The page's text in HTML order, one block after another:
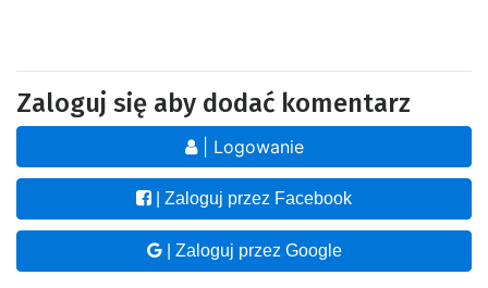
Zaloguj się aby dodać komentarz
| Logowanie
| Zaloguj przez Facebook
| Zaloguj przez Google